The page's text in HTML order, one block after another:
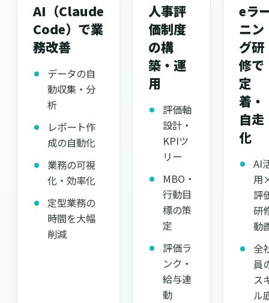
AI（Claude
Code）で業
務改善
データの自
動収集・分
析
レポート作
成の自動化
業務の可視
化・効率化
定型業務の
時間を大幅
削減
人事評
価制度
の構
築・運
用
評価軸
設計・
KPIツ
リー
MBO・
行動目
標の策
定
評価ラ
ンク・
給与連
動
eラ
ニン
グ研
修で
定
着・
自走
化
AI
用
評
研
動
全
員
ス
ル